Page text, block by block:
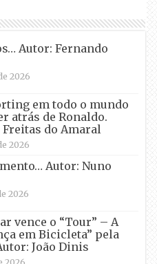
Autor: Fernando
2026
em todo o mundo
atrás de Ronaldo.
do Amaral
2026
Autor: Nuno
2026
vence o “Tour” – A
em Bicicleta” pela
João Dinis